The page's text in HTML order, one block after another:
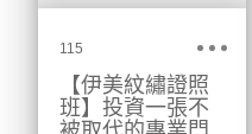
應用與品牌網站
第一版。台北、
台中、高雄開
115
【伊美紋繡證照
班】投資一張不